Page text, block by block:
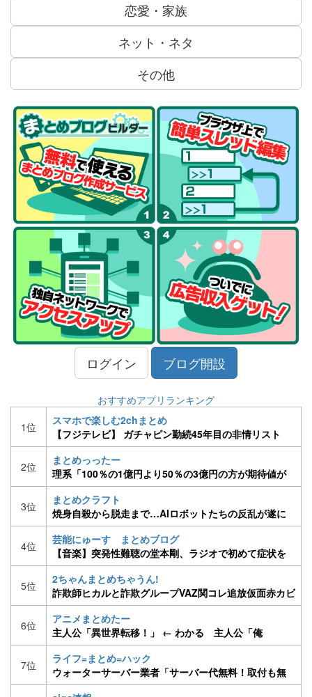
恋愛・家族
ネット・ネタ
その他
ログイン ブログ開設
おすすめアプリランキング
1位
スマホで楽しむ2chまとめ
【フジテレビ】 ガチャピン勤続45年目の非情リスト
ラ ポンキッキーズ3月終了 ［H30/2/13］
2位
まとめっったー
理系「100％の1億円より50％の3億円の方が期待値が
高い。1億を選ぶやつは馬鹿」文系ワイ「はえー」
3位
まとめクラフト
焼身自殺から脱走まで…AIロボットたちの反乱が遂に
始まる
4位
芸能にゅーす まとめブログ
【音楽】突発性難聴の堂本剛、ラジオで初めて症状を
語る「ライブや爆音を聞くことに今の僕は耐えられな
い」
5位
2ちゃんまとめちゃうん!
詐欺師ヒカルと詐欺グループVAZ関コレ追放仮面赤カビ
ツイ垢凍結【part66】
6位
アニメまとめたー
主人公「異世界転移！」 ← わかる 主人公「俺
TUEEEEE！！ハーレム！！たっのしー！！」 ← は？
7位
ライフ=まとめ=ハック
ウォーターサーバー業者「サーバー代無料！取付も無
料！」ワイ「ええな、契約や！」